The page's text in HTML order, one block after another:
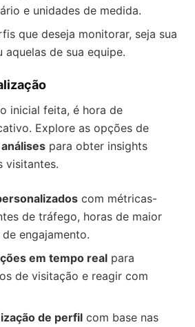
e unidades de medida.
que deseja monitorar, seja sua
de sua equipe.
inicial feita, é hora de
Explore as opções de
para obter insights
visitantes.
com métricas-
de tráfego, horas de maior
engajamento.
em tempo real para
de visitação e reagir com
de perfil com base nas